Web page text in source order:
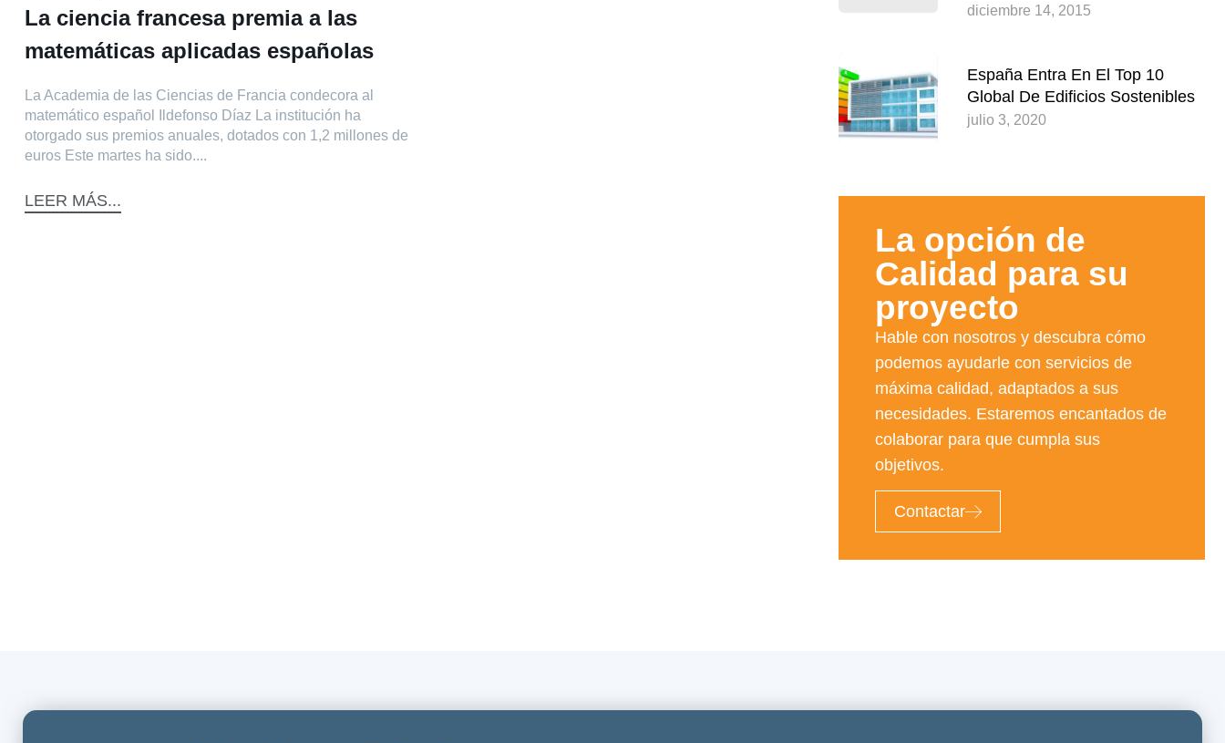
diciembre 14, 2015
España Entra En El Top 10
Global De Edificios Sostenibles
julio 3, 2020
La opción de
Calidad para su
proyecto​
Hable con nosotros y descubra cómo
podemos ayudarle con servicios de
máxima calidad, adaptados a sus
necesidades. Estaremos encantados de
colaborar para que cumpla sus
objetivos.
Contactar
La ciencia francesa premia a las
matemáticas aplicadas españolas
La Academia de las Ciencias de Francia condecora al
matemático español Ildefonso Díaz La institución ha
otorgado sus premios anuales, dotados con 1,2 millones de
euros Este martes ha sido....
LEER MÁS...